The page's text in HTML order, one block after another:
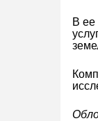
В ее